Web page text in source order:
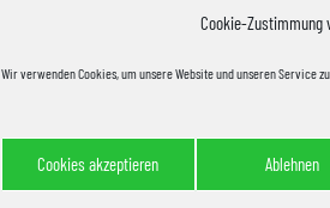
Cookie-Zustimmung
Wir verwenden Cookies, um unsere Website und unseren Service
Cookies akzeptieren Ablehnen
Rainn Wilson
Mit seinem Namen ist
Nachname wie die
Northwest inspiriert zu sein